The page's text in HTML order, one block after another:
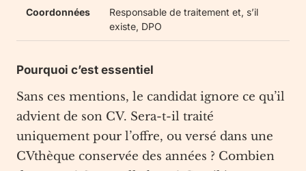
Coordonnées
Responsable de traitement et, s’il
existe, DPO
Pourquoi c’est essentiel
Sans ces mentions, le candidat ignore ce qu’il
advient de son CV. Sera-t-il traité
uniquement pour l’offre, ou versé dans une
CVthèque conservée des années ? Combien